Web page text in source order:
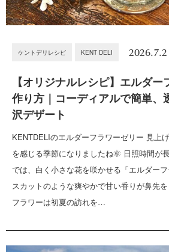
ケントデリレシピ KENT DELI 2026.7.2
【オリジナルレシピ】エルダ
作り方｜コーディアルで簡単、
沢デザート
KENTDELIのエルダーフラワーゼリー 見上
を感じる季節になりましたね🌞 日照時間が
では、白く小さな花を咲かせる「エルダー
スカットのような爽やかで甘い香りが鼻先
フラワーは初夏の訪れを…